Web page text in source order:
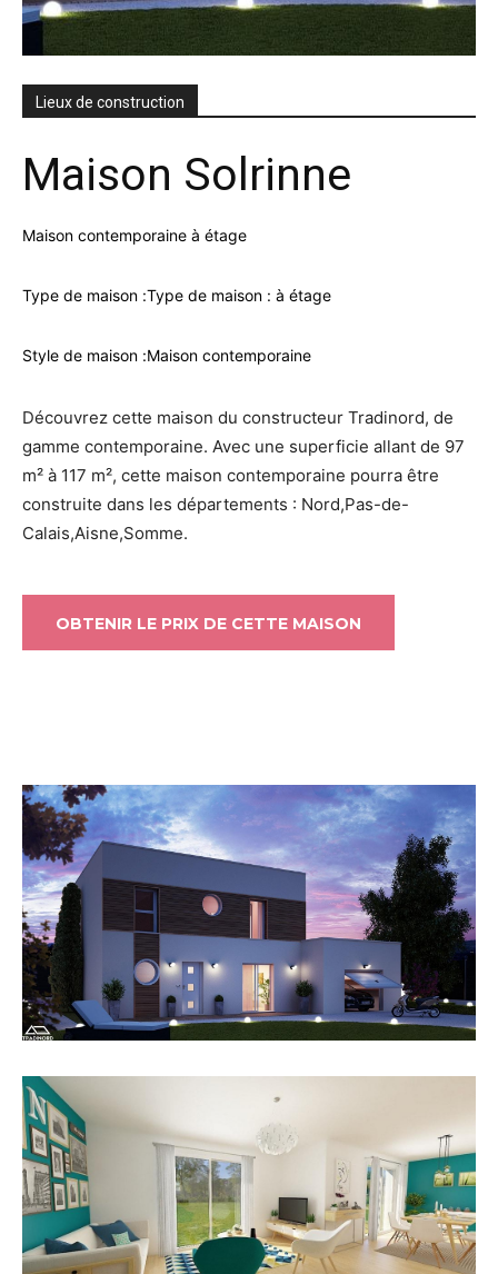
Lieux de construction
Maison Solrinne
Maison contemporaine à étage
Type de maison :Type de maison : à étage
Style de maison :Maison contemporaine
Découvrez cette maison du constructeur Tradinord, de
gamme contemporaine. Avec une superficie allant de 97
m² à 117 m², cette maison contemporaine pourra être
construite dans les départements : Nord,Pas-de-
Calais,Aisne,Somme.
OBTENIR LE PRIX DE CETTE MAISON